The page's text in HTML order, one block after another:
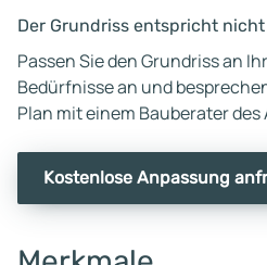
Der Grundriss entspricht
Passen Sie den Grundriss an
Bedürfnisse an und
Plan mit einem Bauberater des
Kostenlose Anpassung